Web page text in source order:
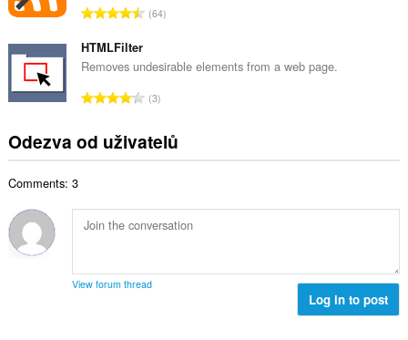
d
c
n
:
č
e
h
d
o
c
í
:
v
o
č
e
h
o
o
c
n
í
C
k
v
p
o
t
h
n
64
HTMLFilter
Removes undesirable elements from a web page.
C
k
ý
p
e
3
Odezva od uživatelů
Comments: 3
View forum thread
Log in to post